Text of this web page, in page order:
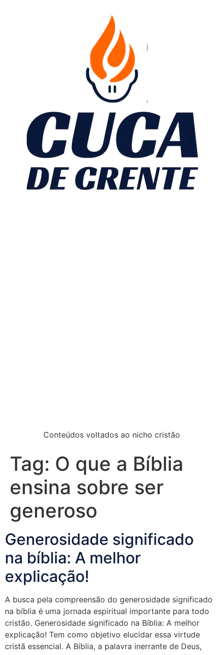
Conteúdos voltados ao nicho cristão
Tag: O que a Bíblia
ensina sobre ser
generoso
Generosidade significado
na bíblia: A melhor
explicação!
A busca pela compreensão do generosidade significado
na bíblia é uma jornada espiritual importante para todo
cristão. Generosidade significado na Bíblia: A melhor
explicação! Tem como objetivo elucidar essa virtude
cristã essencial. A Bíblia, a palavra inerrante de Deus,